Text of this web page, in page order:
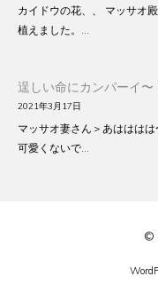
カイドウの花、、 マッサオ
植えました。…
逞しい命にカンパーイ
2021年3月17日
マッサオ妻さん＞あははは
可愛くないで…
©